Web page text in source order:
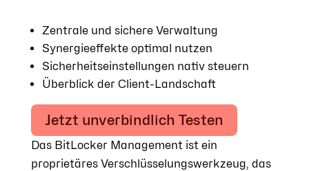
Zentrale und sichere Verwaltung
Synergieeffekte optimal nutzen
Sicherheitseinstellungen nativ steuern
Überblick der Client-Landschaft
Jetzt unverbindlich Testen
Das BitLocker Management ist ein
proprietäres Verschlüsselungswerkzeug, das